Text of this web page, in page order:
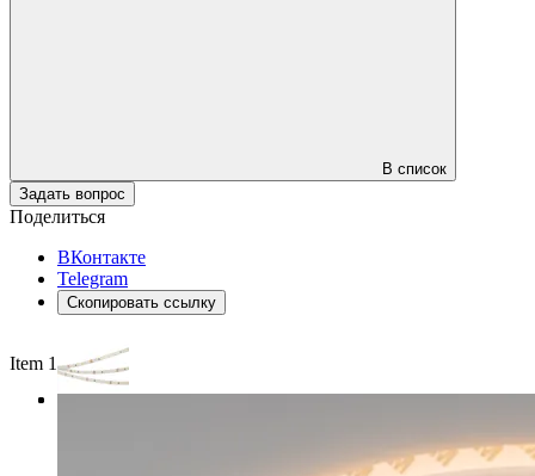
В список
Задать вопрос
Поделиться
ВКонтакте
Telegram
Скопировать ссылку
Item 1 of 3